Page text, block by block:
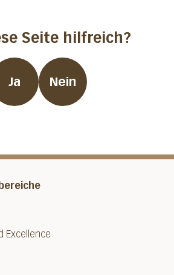
Seite hilfreich?
Ja Nein
Excellence